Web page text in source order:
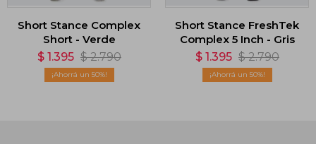
Short Stance Complex
Short - Verde
$ 1.395 $ 2.790
50
Short Stance FreshTek
Complex 5 Inch - Gris
$ 1.395 $ 2.790
50